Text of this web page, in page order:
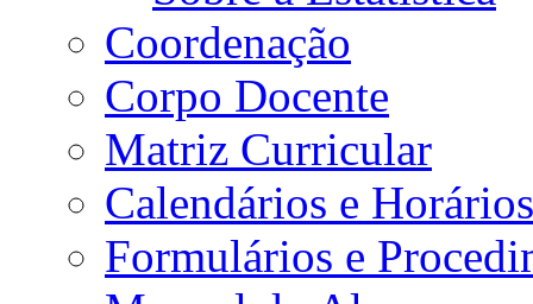
Coordenação
Corpo Docente
Matriz Curricular
Calendários e Horários
Formulários e